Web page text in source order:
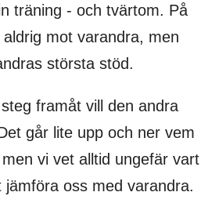
träning - och tvärtom. På
mot varandra, men
största stöd.
framåt vill den andra
går lite upp och ner vem
vi vet alltid ungefär vart
oss med varandra.